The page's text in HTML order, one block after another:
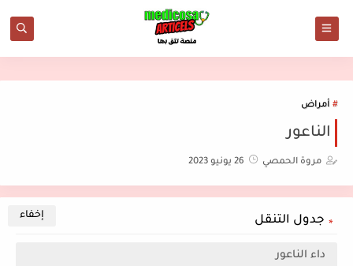
أمراض
الناعور
مروة الحمصي 26 يونيو 2023
جدول التنقل
داء الناعور